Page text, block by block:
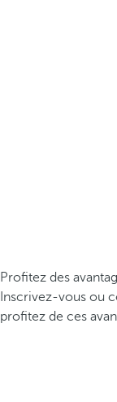
Profitez des
Inscrivez-vous ou
profitez de ces